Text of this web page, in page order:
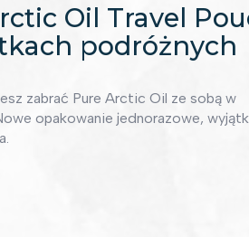
Oil Travel
podróżnych
zabrać Pure Arctic Oil ze sobą w
opakowanie jednorazowe,